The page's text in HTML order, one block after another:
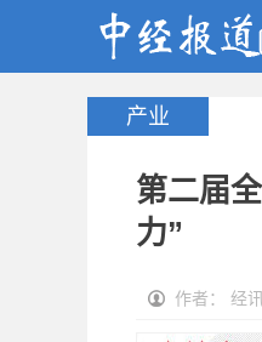
产业
第二届
力”
作者： 经讯